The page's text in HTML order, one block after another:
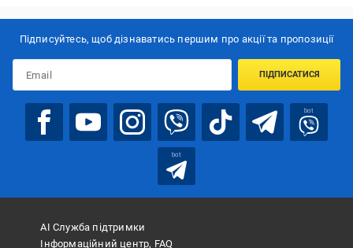
Підписуйтесь, щоб дізнаватись першим про акції та пропозиції
ПІДПИСАТИСЯ
bot
bot
АІ Служба підтримки
Інформаційний центр, FAQ